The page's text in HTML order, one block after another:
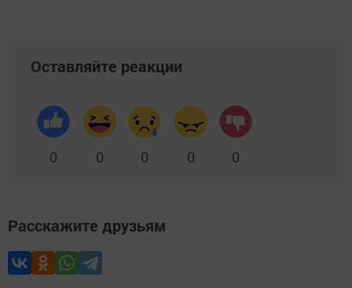
Оставляйте реакции
0 0 0 0 0
Расскажите друзьям